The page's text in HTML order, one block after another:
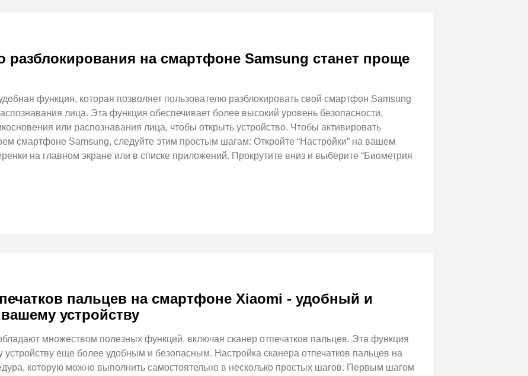
разблокирования на смартфоне Samsung станет проще
функция, которая позволяет пользователю разблокировать свой смартфон Samsung
лица. Эта функция обеспечивает более высокий уровень безопасности,
или распознавания лица, чтобы открыть устройство. Чтобы активировать
смартфоне Samsung, следуйте этим простым шагам: Откройте “Настройки” на вашем
на главном экране или в списке приложений. Прокрутите вниз и выберите “Биометрия
пальцев на смартфоне Xiaomi - удобный и
устройству
множеством полезных функций, включая сканер отпечатков пальцев. Эта функция
устройству еще более удобным и безопасным. Настройка сканера отпечатков пальцев на
которую можно выполнить самостоятельно в несколько простых шагов. Первым шагом